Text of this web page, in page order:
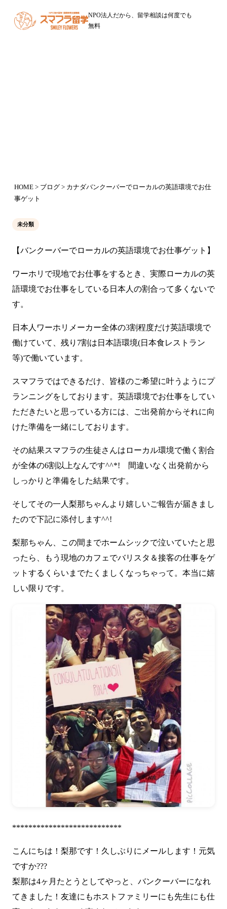
NPO法人だから、留学相談は何度でも
無料
HOME > ブログ > カナダバンクーバーでローカルの英語環境でお仕
事ゲット
未分類
【バンクーバーでローカルの英語環境でお仕事ゲット】
ワーホリで現地でお仕事をするとき、実際ローカルの英
語環境でお仕事をしている日本人の割合って多くないで
す。
日本人ワーホリメーカー全体の3割程度だけ英語環境で
働けていて、残り7割は日本語環境(日本食レストラン
等)で働いています。
スマフラではできるだけ、皆様のご希望に叶うようにプ
ランニングをしております。英語環境でお仕事をしてい
ただきたいと思っている方には、ご出発前からそれに向
けた準備を一緒にしております。
その結果スマフラの生徒さんはローカル環境で働く割合
が全体の6割以上なんです^^*! 間違いなく出発前から
しっかりと準備をした結果です。
そしてその一人梨那ちゃんより嬉しいご報告が届きまし
たので下記に添付します^^!
梨那ちゃん、この間までホームシックで泣いていたと思
ったら、もう現地のカフェでバリスタ＆接客の仕事をゲ
ットするくらいまでたくましくなっちゃって。本当に嬉
しい限りです。
***************************
こんにちは！梨那です！久しぶりにメールします！元気
ですか???
梨那は4ヶ月たとうとしてやっと、バンクーバーになれ
てきました！友達にもホストファミリーにも先生にも仕